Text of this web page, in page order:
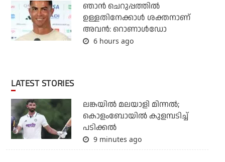
ഞാന്‍ ചെറുപ്പത്തില്‍
ഉള്ളതിനേക്കാള്‍ ശക്തനാണ്
അവന്‍: റൊണാള്‍ഡോ
6 hours ago
LATEST STORIES
ലങ്കയില്‍ മലയാളി മിന്നല്‍;
കൊളംബോയിൽ കുളമ്പടിച്ച്
പടിക്കല്‍
9 minutes ago